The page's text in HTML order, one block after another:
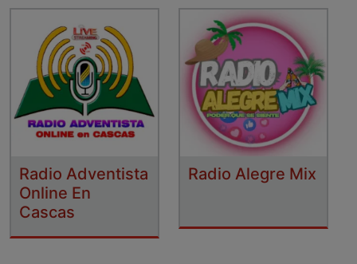
Radio Adventista
Online En
Cascas
Radio Alegre Mix